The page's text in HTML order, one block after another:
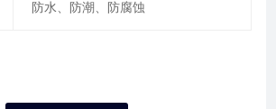
防水、防潮、防腐蚀